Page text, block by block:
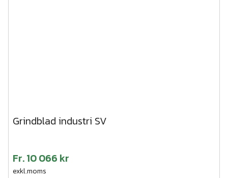
Grindblad industri SV
Fr.10 066 kr
exkl.moms